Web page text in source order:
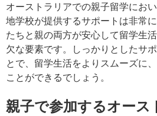
オーストラリアでの親子留学にお
地学校が提供するサポートは非常
たちと親の両方が安心して留学生
欠な要素です。しっかりとしたサ
とで、留学生活をよりスムーズに
ことができるでしょう。
親子で参加するオース